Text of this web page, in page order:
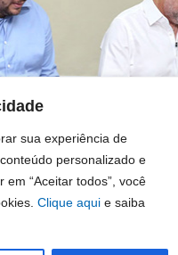
sua experiência de
personalizado e
“Aceitar todos”, você
Clique aqui e saiba